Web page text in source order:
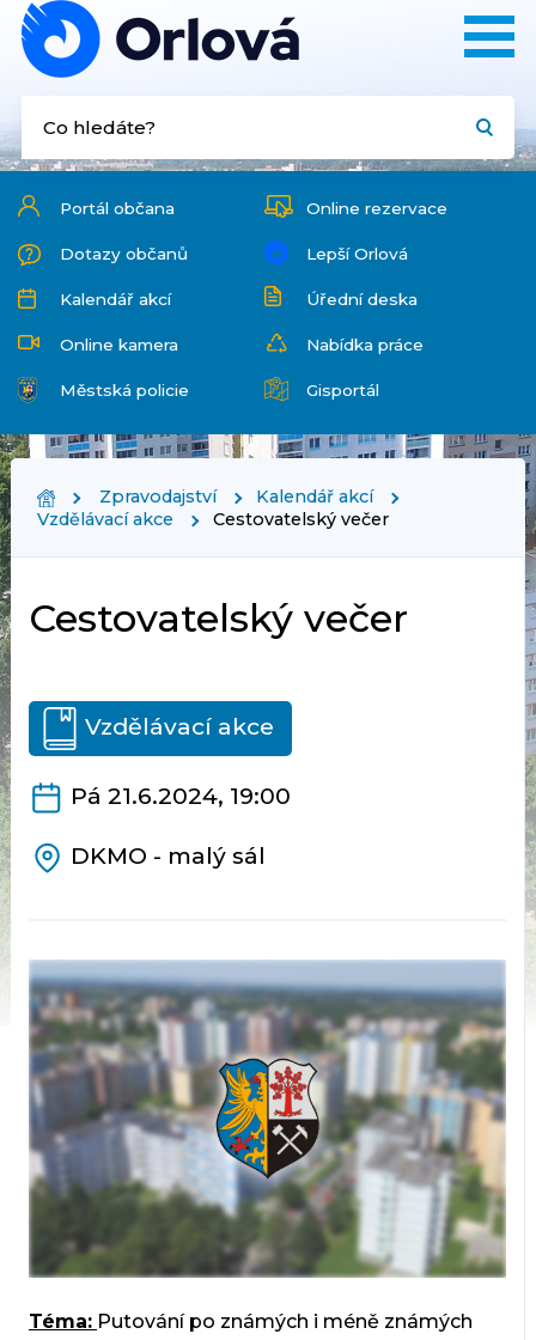
Portál občana Online rezervace
Dotazy občanů Lepší Orlová
Kalendář akcí Úřední deska
Online kamera Nabídka práce
Městská policie Gisportál
Zpravodajství
Kalendář akcí
Vzdělávací akce
Cestovatelský večer
Cestovatelský večer
Vzdělávací akce
Pá 21.6.2024, 19:00
DKMO - malý sál
Téma: Putování po známých i méně známých